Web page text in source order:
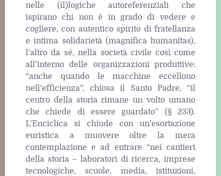
nelle (il)logiche autoreferenziali che
ispirano chi non è in grado di vedere e
cogliere, con autentico spirito di fratellanza
e intima solidarietà (magnifica humanitas),
l’altro da sé, nella società civile così come
all’interno delle organizzazioni produttive:
“anche quando le macchine eccellono
nell’efficienza”, chiosa il Santo Padre, “il
centro della storia rimane un volto umano
che chiede di essere guardato” (§ 233).
L’Enciclica si chiude con un’esortazione
euristica a muovere oltre la mera
contemplazione e ad entrare “nei cantieri
della storia – laboratori di ricerca, imprese
tecnologiche, scuole, media, istituzioni,